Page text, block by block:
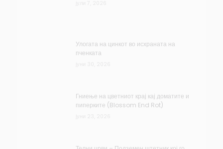
Улогата на цинкот во исхраната на
пченката
Гниење на цветниот крај кај доматите и
пиперките (Blossom End Rot)